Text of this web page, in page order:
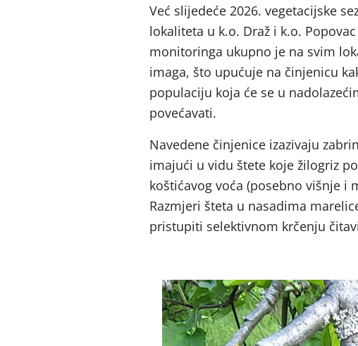
Već slijedeće 2026. vegetacijske
lokaliteta u k.o. Draž i k.o.
monitoringa ukupno je na svim
imaga, što upućuje na činjenicu
populaciju koja će se u
povećavati.
Navedene činjenice izazivaju
imajući u vidu štete koje žilogriz
koštićavog voća (posebno višnje i
Razmjeri šteta u nasadima
pristupiti selektivnom krčenju